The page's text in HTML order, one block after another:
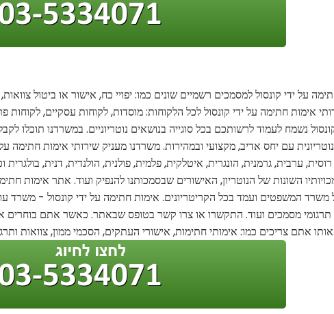
על ידי קונסול למסמכים רשמיים שונים כמו: יפויי כח, אישור או ביטול
אימות חתימה על ידי קונסול לכל הלקוחות: מוסדות, לקוחות עסקיים,
נשמח לעמוד לרשותכם בכל סוגייה בנושאים נוטריוניים. במשרדנו תוכלו
עם יחס אדיב, מקצועי ובמהירות. משרדנו מעניק שירותי אימות חתימה
ערבית, גרמנית, הונגרית, איטלקית, פלמית, פולנית, הולנדית, דנית,
השונות של הנוטריון, האישורים שבסמכותנו להנפיק ועוד. אתר אימות
משרד המשפטים ועמד בכל הקריטריונים. אימות חתימה על ידי קונסול - משרד
תרגומי מסמכים ועוד. התקשרו או צרו קשר בטופס שבאתר. כאשר אתם בוחרים
אותו אתם צריכים כמו: אימותי חתימות, אישורי העתקים, הסכמי ממון, צוואות